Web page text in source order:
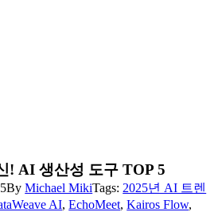
! AI 생산성 도구 TOP 5
ByMichael MikiTags: 2025년 AI 트렌
AI,EchoMeet,Kairos Flow,